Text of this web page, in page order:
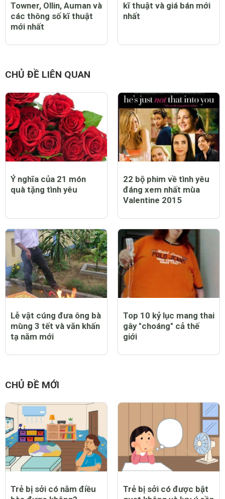
Giá xe tải Thaco
Towner, Ollin, Auman và
các thông số kĩ thuật
mới nhất
nhất
CHỦ ĐỀ LIÊN QUAN
Ý nghĩa của 21 món
quà tặng tình yêu
22 bộ phim về tình yêu
đáng xem nhất mùa
Valentine 2015
Lễ vật cúng đưa ông bà
mùng 3 tết và văn khấn
tạ năm mới
gây "choáng" cả thế
CHỦ ĐỀ MỚI